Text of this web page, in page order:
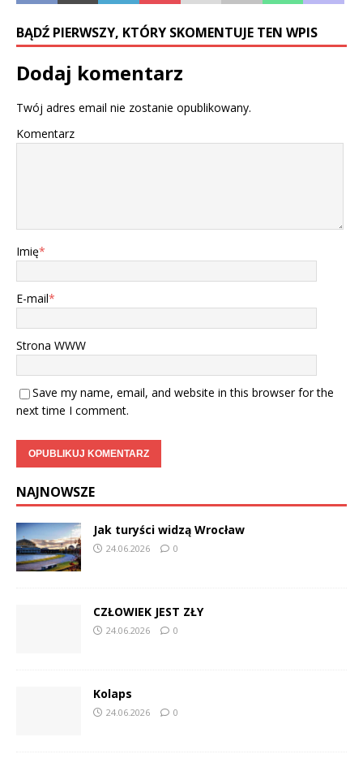
BĄDŹ PIERWSZY, KTÓRY SKOMENTUJE TEN WPIS
Dodaj komentarz
Twój adres email nie zostanie opublikowany.
Komentarz
Imię*
E-mail*
Strona WWW
Save my name, email, and website in this browser for the
next time I comment.
NAJNOWSZE
Jak turyści widzą Wrocław
24.06.2026 0
CZŁOWIEK JEST ZŁY
24.06.2026 0
Kolaps
24.06.2026 0